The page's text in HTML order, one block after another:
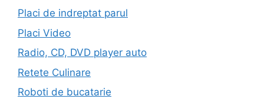
Placi de indreptat parul
Placi Video
Radio, CD, DVD player auto
Retete Culinare
Roboti de bucatarie